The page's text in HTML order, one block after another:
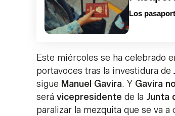
Los
Este miércoles se ha celebrado
portavoces tras la investidura
sigue Manuel Gavira. Y Gavira
será vicepresidente de la Junta
paralizar la mezquita que se va a